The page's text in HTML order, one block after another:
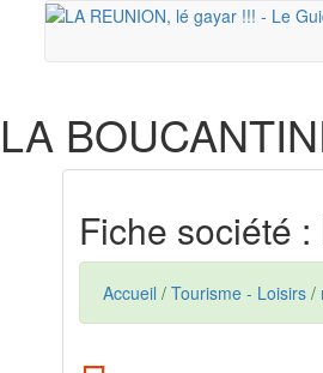
LA
Fiche société
Accueil / Tourisme - Loisirs /